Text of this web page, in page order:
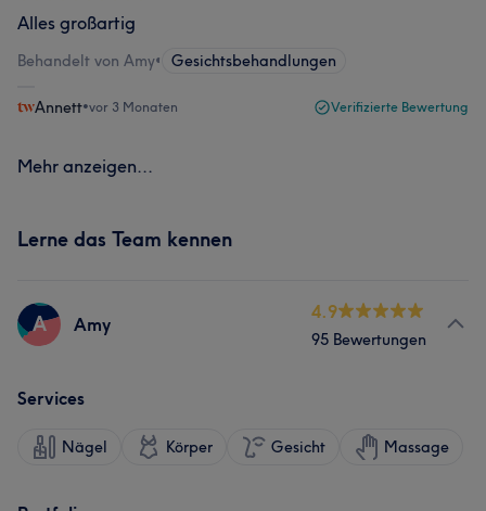
Alles großartig
Behandelt von Amy• Gesichtsbehandlungen
Annett•vor 3 Monaten Verifizierte Bewertung
Mehr anzeigen...
Lerne das Team kennen
A Amy
4.9
95 Bewertungen
Services
Nägel Körper Gesicht Massage